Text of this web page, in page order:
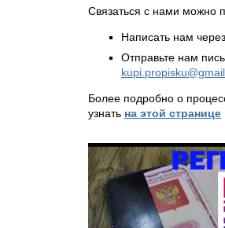
Связаться с нами можно
Написать нам
Отправьте нам
Более подробно о
узнать на этой странице